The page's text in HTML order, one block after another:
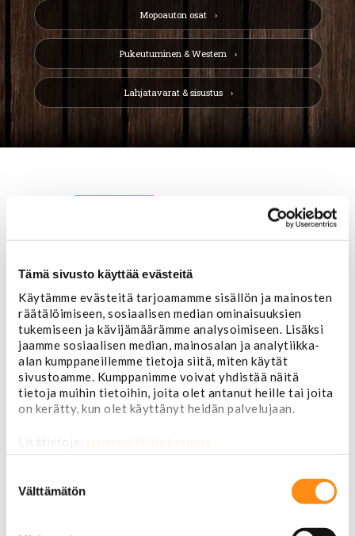
Tämä sivusto käyttää evästeitä
Käytämme evästeitä tarjoamamme sisällön ja mainosten
räätälöimiseen, sosiaalisen median ominaisuuksien
tukemiseen ja kävijämäärämme analysoimiseen. Lisäksi
jaamme sosiaalisen median, mainosalan ja analytiikka-
alan kumppaneillemme tietoja siitä, miten käytät
sivustoamme. Kumppanimme voivat yhdistää näitä
tietoja muihin tietoihin, joita olet antanut heille tai joita
on kerätty, kun olet käyttänyt heidän palvelujaan.
Lisätietoja: jarimaki.fi/tietosuoja
valinta
Välttämätön
Mopoauton osat
Pukeutuminen & Western
Lahjatavarat & sisustus